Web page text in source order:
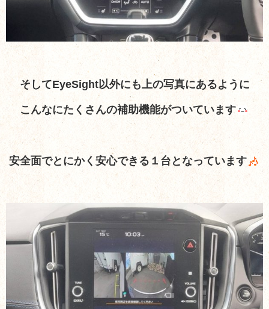
そしてEyeSight以外にも上の写真にあるように
こんなにたくさんの補助機能がついています
安全面でとにかく安心できる１台となっています